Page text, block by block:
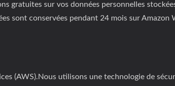
sur vos données personnelles
sont conservées pendant 24 mois sur Amazon
(AWS).Nous utilisons une technologie de